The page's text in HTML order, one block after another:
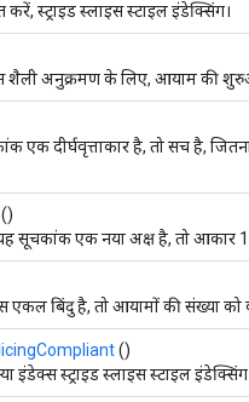
स्ट्राइड स्लाइस स्टाइल इंडेक्सिंग।
शैली अनुक्रमण के लिए, आयाम की
एक दीर्घवृत्ताकार है, तो सच है,
()
सूचकांक एक नया अक्ष है, तो आकार
एकल बिंदु है, तो आयामों की संख्या
()
इंडेक्स स्ट्राइड स्लाइस स्टाइल